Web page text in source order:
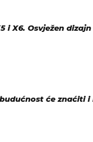
i X6. Osvježen dizajn
će znaćiti i